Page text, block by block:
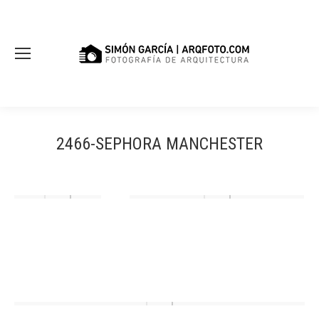
2466-SEPHORA MANCHESTER